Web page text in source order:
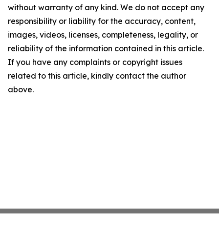
without warranty of any kind. We do not accept any
responsibility or liability for the accuracy, content,
images, videos, licenses, completeness, legality, or
reliability of the information contained in this article.
If you have any complaints or copyright issues
related to this article, kindly contact the author
above.